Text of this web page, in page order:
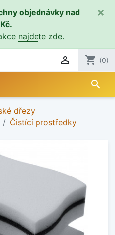
objednávky nad
najdete zde.
×
 shopping_cart (0)
search
dřezy
Čistící prostředky